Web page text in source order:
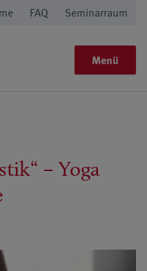
FAQ Seminarraum
Menü
– Yoga